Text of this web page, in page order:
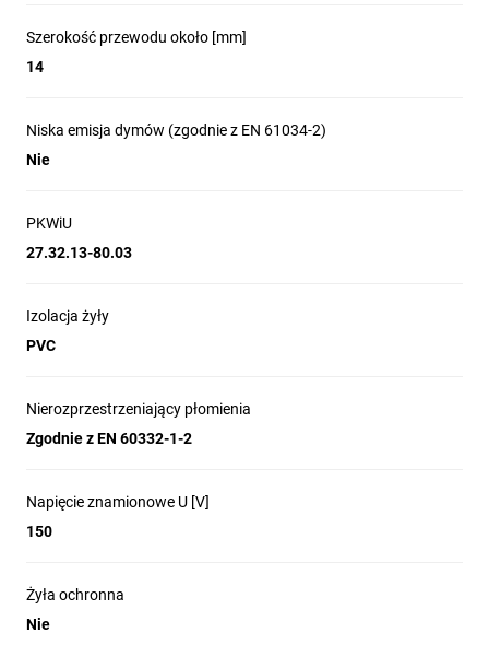
Szerokość przewodu około [mm]
14
Niska emisja dymów (zgodnie z EN 61034-2)
Nie
PKWiU
27.32.13-80.03
Izolacja żyły
PVC
Nierozprzestrzeniający płomienia
Zgodnie z EN 60332-1-2
Napięcie znamionowe U [V]
150
Żyła ochronna
Nie